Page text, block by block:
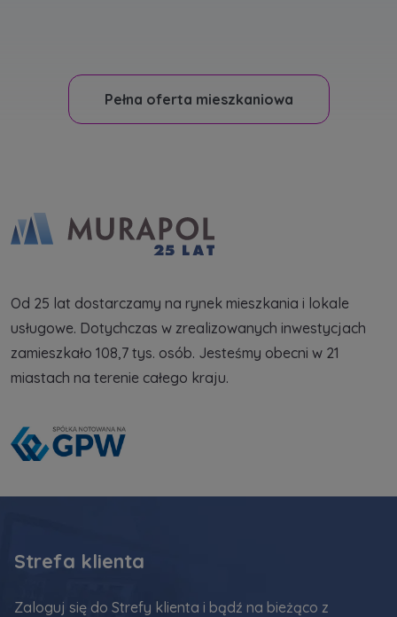
Pełna oferta mieszkaniowa
Od 25 lat dostarczamy na rynek mieszkania i lokale
usługowe. Dotychczas w zrealizowanych inwestycjach
zamieszkało 108,7 tys. osób. Jesteśmy obecni w 21
miastach na terenie całego kraju.
Strefa klienta
Zaloguj się do Strefy klienta i bądź na bieżąco z